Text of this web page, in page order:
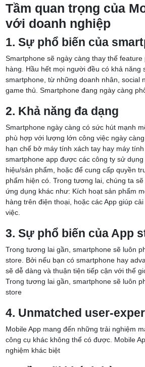
Tầm quan trọng của
với doanh nghiệp
1. Sự phổ biến của
Smartphone sẽ ngày càng thay thế
hàng. Hầu hết mọi người đều có khả năng
smartphone, từ những doanh nhân, social
game thủ. Smartphone đang ngày càng
2. Khả năng đa dạng
Smartphone ngày càng có sức hút mạnh
phù hợp với lượng lớn công việc ngày
hạn chế bở máy tính xách tay hay máy
smartphone app được các công ty sử
hiệu/sản phẩm, hoặc để cung cấp quyền
phẩm hiện có. Trong tương lai, chúng ta
ứng dụng khác như: Kích hoạt sản phẩm
hàng trên điện thoại, hoặc các App giúp
việc.
3. Sự phổ biến của App
Trong tương lai gần, smartphone sẽ luôn
store. Bởi nếu bạn có smartphone hay
sẽ dễ dàng và thuận tiện tiếp cận với thế
Trong tương lai gần, smartphone sẽ luôn
store
4. Unmatched user-
Mobile App mang đến những trải nghiệm
công cụ khác không thể có được. Mobile
nghiệm khác biệt